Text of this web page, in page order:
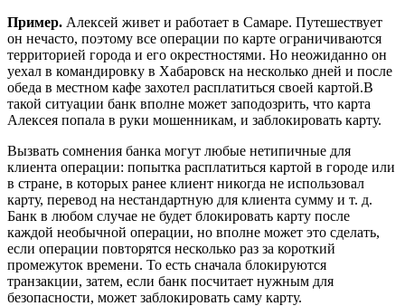
Пример. Алексей живет и работает в Самаре. Путешествует
он нечасто, поэтому все операции по карте ограничиваются
территорией города и его окрестностями. Но неожиданно он
уехал в командировку в Хабаровск на несколько дней и после
обеда в местном кафе захотел расплатиться своей картой.В
такой ситуации банк вполне может заподозрить, что карта
Алексея попала в руки мошенникам, и заблокировать карту.
Вызвать сомнения банка могут любые нетипичные для
клиента операции: попытка расплатиться картой в городе или
в стране, в которых ранее клиент никогда не использовал
карту, перевод на нестандартную для клиента сумму и т. д.
Банк в любом случае не будет блокировать карту после
каждой необычной операции, но вполне может это сделать,
если операции повторятся несколько раз за короткий
промежуток времени. То есть сначала блокируются
транзакции, затем, если банк посчитает нужным для
безопасности, может заблокировать саму карту.